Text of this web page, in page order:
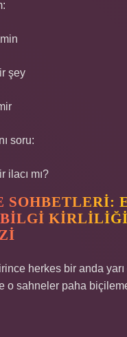
şey
soru:
ilacı mı?
SOHBETLERI:
BILGI KIRLILIĞI
herkes bir anda yarı
o sahneler paha